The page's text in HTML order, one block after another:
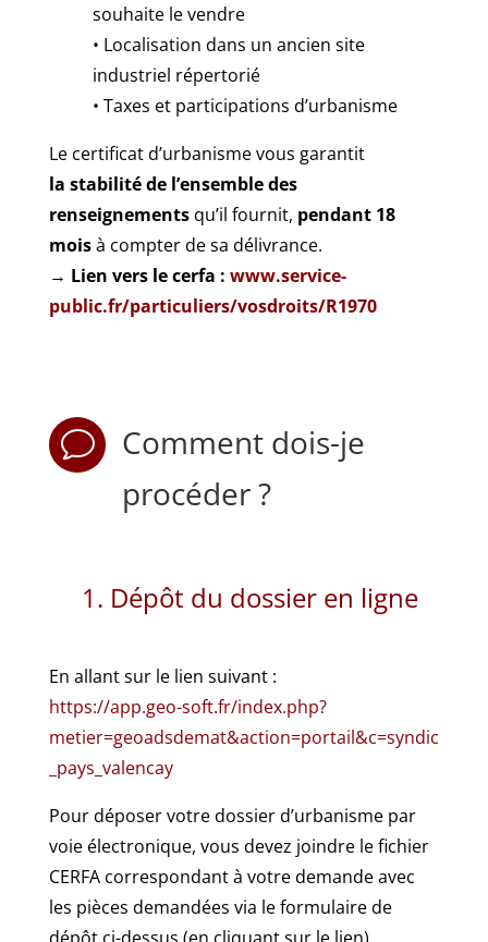
souhaite le vendre
• Localisation dans un ancien site
industriel répertorié
• Taxes et participations d’urbanisme
Le certificat d’urbanisme vous garantit
la stabilité de l’ensemble des
renseignements qu’il fournit, pendant 18
moisà compter de sa délivrance.
→ Lien vers le cerfa : www.service-
public.fr/particuliers/vosdroits/R1970
v
Comment dois-je
procéder ?
Dépôt du dossier en ligne
En allant sur le lien suivant :
https://app.geo-soft.fr/index.php?
metier=geoadsdemat&action=portail&c=syndic
_pays_valencay
Pour déposer votre dossier d’urbanisme par
voie électronique, vous devez joindre le fichier
CERFA correspondant à votre demande avec
les pièces demandées via le formulaire de